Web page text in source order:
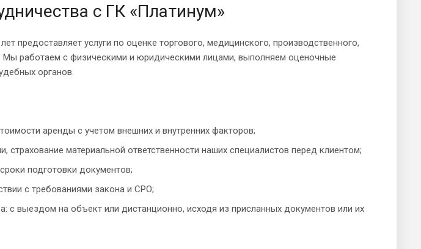
с ГК «Платинум»
предоставляет услуги по оценке торгового, медицинского, производственного,
Мы работаем с физическими и юридическими лицами, выполняем оценочные
органов.
аренды с учетом внешних и внутренних факторов;
страхование материальной ответственности наших специалистов перед клиентом;
подготовки документов;
с требованиями закона и СРО;
с выездом на объект или дистанционно, исходя из присланных документов или их